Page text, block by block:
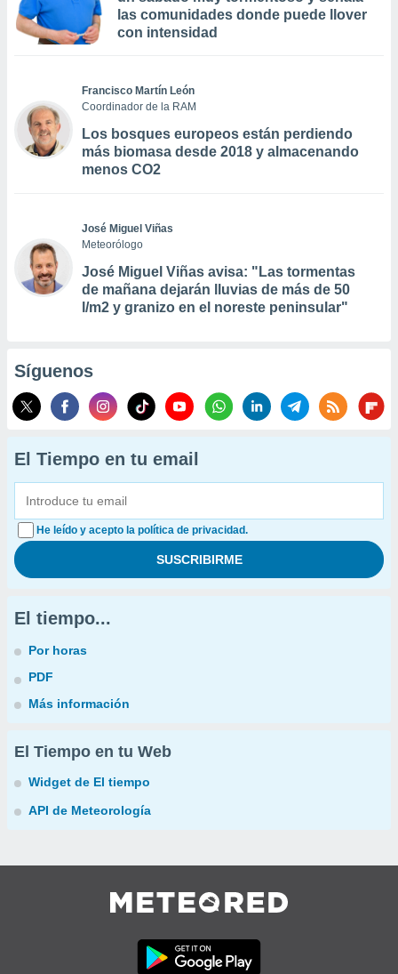
las comunidades donde puede llover
con intensidad
Francisco Martín León
Coordinador de la RAM
Los bosques europeos están perdiendo
más biomasa desde 2018 y almacenando
menos CO2
José Miguel Viñas
Meteorólogo
José Miguel Viñas avisa: "Las tormentas
de mañana dejarán lluvias de más de 50
l/m2 y granizo en el noreste peninsular"
Síguenos
El Tiempo en tu email
He leído y acepto la política de privacidad.
El tiempo...
Por horas
PDF
Más información
El Tiempo en tu Web
Widget de El tiempo
API de Meteorología